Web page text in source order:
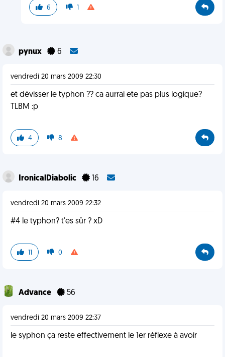
6 1
pynux 6
vendredi 20 mars 2009 22:30
et dévisser le typhon ?? ca aurrai ete pas plus logique?
TLBM :p
4 8
IronicalDiabolic 16
vendredi 20 mars 2009 22:32
#4 le typhon? t'es sûr ? xD
11 0
Advance 56
vendredi 20 mars 2009 22:37
le syphon ça reste effectivement le 1er réflexe à avoir